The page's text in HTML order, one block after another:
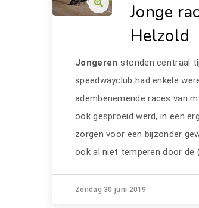
Jonge
Helzold
Jongeren stonden centraal
speedwayclub had enkele
adembenemende races van
ook gesproeid werd, in een
zorgen voor een bijzonder
ook al niet temperen door de
Zondag 30 juni 2019